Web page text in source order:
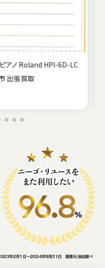
ノ Roland HPI-6D-LC
張買取